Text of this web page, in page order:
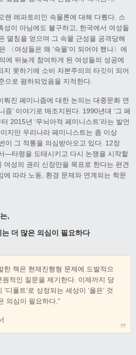
랜 레파토리인 속물론에 대해 다뤘다. 스
성이 아님에도 불구하고, 한국에서 여성들
은 멸칭을 얻으며 그 속물 근성을 공격당해
〈여성들은 왜 ‘속물’이 되어야 했나〉에
에 뒤늦게 참여하게 된 여성들의 성공에
지 못하기에 소비 자본주의의 타깃이 되어
으로 폄하되었음을 지적한다.
뤄진 페미니즘에 대한 논의는 대중문화 연
즘’ 이야기로 매조지된다. 1990년대 ‘그 페
2015년 ‘무뇌아적 페미니스트’라는 발언
지만 우리나라 페미니스트는 좀 이상
이 그 적통을 의심받아오고 있다. 12장
서―타령을 도태시키고 다시 논쟁을 시작할
여성의 권리 신장만을 목표로 한다는 편견
에 따라 노동, 환경 문제와 연계되는 학문
,
더 많은 의심이 필요하다
한 책은 현재진행형 문제에 도발적으
원적인 질문을 제기한다. 이제까지 당
디폴트’로 상정되는 세상이 ‘옳은’ 것
의심이 필요하다.”